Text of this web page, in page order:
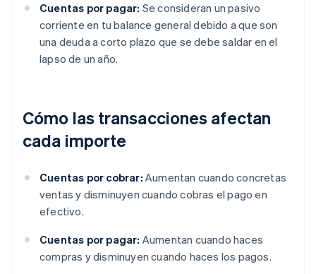
Cuentas por pagar: Se consideran un pasivo
corriente en tu balance general debido a que son
una deuda a corto plazo que se debe saldar en el
lapso de un año.
Cómo las transacciones afectan
cada importe
Cuentas por cobrar: Aumentan cuando concretas
ventas y disminuyen cuando cobras el pago en
efectivo.
Cuentas por pagar: Aumentan cuando haces
compras y disminuyen cuando haces los pagos.